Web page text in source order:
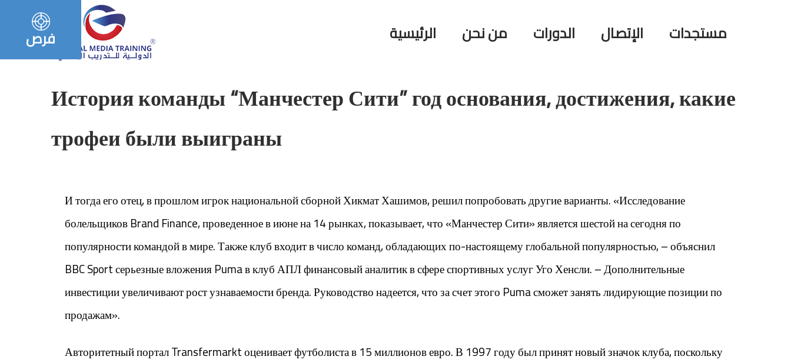
فرص الرئيسية من نحن الدورات الإتصال مستجدات
История команды “Манчестер Сити” год основания, достижения, какие
трофеи были выиграны
И тогда его отец, в прошлом игрок национальной сборной Хикмат Хашимов, решил попробовать другие варианты. «Исследование
болельщиков Brand Finance, проведенное в июне на 14 рынках, показывает, что «Манчестер Сити» является шестой на сегодня по
популярности командой в мире. Также клуб входит в число команд, обладающих по-настоящему глобальной популярностью, – объяснил
BBC Sport серьезные вложения Puma в клуб АПЛ финансовый аналитик в сфере спортивных услуг Уго Хенсли. – Дополнительные
инвестиции увеличивают рост узнаваемости бренда. Руководство надеется, что за счет этого Puma сможет занять лидирующие позиции по
продажам».
Авторитетный портал Transfermarkt оценивает футболиста в 15 миллионов евро. В 1997 году был принят новый значок клуба, поскольку